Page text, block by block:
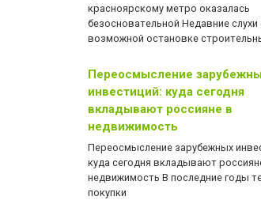
красноярскому метро оказалась
безосновательной Недавние слухи
возможной остановке
Переосмысление
инвестиций: куда сегодня
вкладывают россияне в
недвижимость
Переосмысление зарубежных
куда сегодня вкладывают
недвижимость В последние годы
покупки